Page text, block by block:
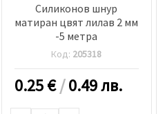
Силиконов шнур
матиран цвят лилав 2 мм
-5 метра
Код: 205318
0.25€/0.49 лв.